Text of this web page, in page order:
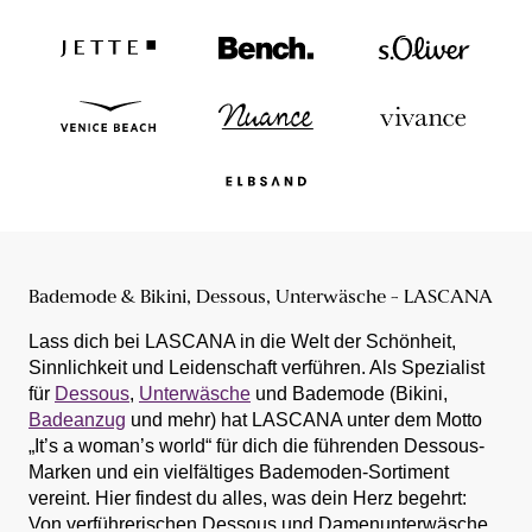
Bademode & Bikini, Dessous, Unterwäsche - LASCANA
Lass dich bei LASCANA in die Welt der Schönheit,
Sinnlichkeit und Leidenschaft verführen. Als Spezialist
für Dessous, Unterwäsche und Bademode (Bikini,
Badeanzug und mehr) hat LASCANA unter dem Motto
„It’s a woman’s world“ für dich die führenden Dessous-
Marken und ein vielfältiges Bademoden-Sortiment
vereint. Hier findest du alles, was dein Herz begehrt:
Von verführerischen Dessous und Damenunterwäsche,